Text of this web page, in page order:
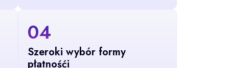
04
Szeroki wybór formy
płatnośći